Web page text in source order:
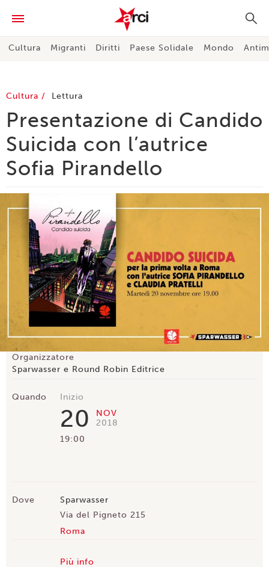
Cultura Migranti Diritti Paese Solidale Mondo
Cultura Lettura
Presentazione di Candido
Suicida con l’autrice
Sofia Pirandello
Organizzatore
Sparwasser e Round Robin Editrice
Quando Inizio
20
NOV
2018
19:00
Dove
Sparwasser
Via del Pigneto 215
Roma
Più info